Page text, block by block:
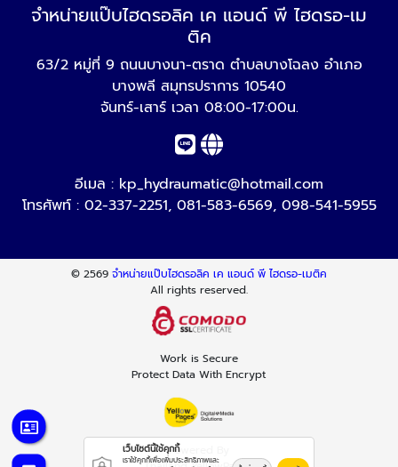
จำหน่ายแป๊บไฮดรอลิค เค แอนด์ พี ไฮดรอ-เม
ติค
63/2 หมู่ที่ 9 ถนนบางนา-ตราด ตำบลบางโฉลง อำเภอ
บางพลี สมุทรปราการ 10540
จันทร์-เสาร์ เวลา 08:00-17:00น.
อีเมล : kp_hydraumatic@hotmail.com
โทรศัพท์ : 02-337-2251, 081-583-6569, 098-541-5955
© 2569 จำหน่ายแป๊บไฮดรอลิค เค แอนด์ พี ไฮดรอ-เมติค
All rights reserved.
Work is Secure
Protect Data With Encrypt
Powered By
เว็บไซต์นี้ใช้คุกกี้
เราใช้คุกกี้เพื่อเพิ่มประสิทธิภาพและ